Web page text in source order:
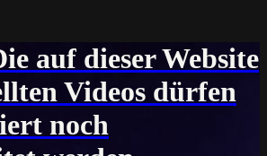
auf dieser Website
Videos dürfen
noch